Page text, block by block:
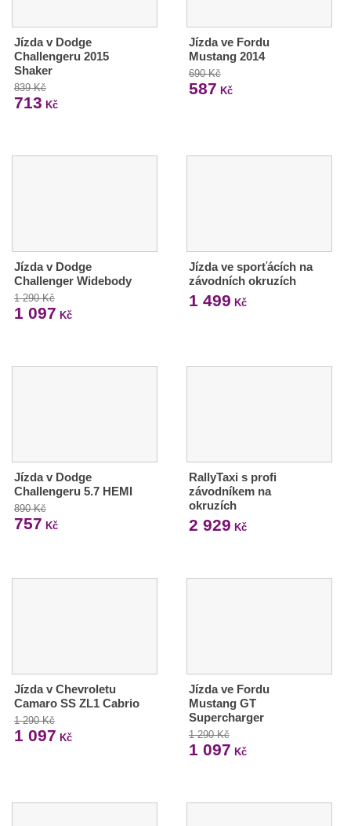
Jízda v Dodge
Challengeru 2015
Shaker
839 Kč
713 Kč
Jízda ve Fordu
Mustang 2014
690 Kč
587 Kč
Jízda v Dodge
Challenger Widebody
1 290 Kč
1 097 Kč
Jízda ve sporťácích na
závodních okruzích
1 499 Kč
Jízda v Dodge
Challengeru 5.7 HEMI
890 Kč
757 Kč
RallyTaxi s profi
závodníkem na
okruzích
2 929 Kč
Jízda v Chevroletu
Camaro SS ZL1 Cabrio
1 290 Kč
1 097 Kč
Jízda ve Fordu
Mustang GT
Supercharger
1 290 Kč
1 097 Kč